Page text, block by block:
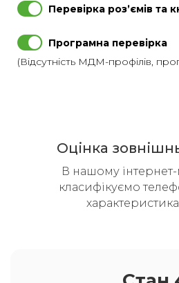
Перевірка розʼємів та
Програмна перевірка
(Відсутність МДМ-профілів,
Оцінка
В нашому
класифікуємо